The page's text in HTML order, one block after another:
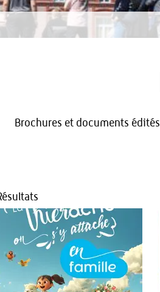
Brochures et documents